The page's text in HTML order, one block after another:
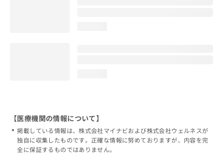
【医療機関の情報について】
掲載している情報は、株式会社マイナビおよび株式会社ウェルネスが
独自に収集したものです。正確な情報に努めておりますが、内容を完
全に保証するものではありません。